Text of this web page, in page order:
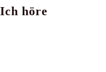
Ich höre